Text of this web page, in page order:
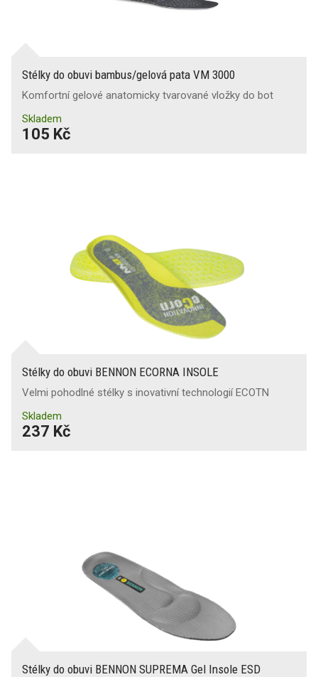
Stélky do obuvi bambus/gelová pata VM 3000
Komfortní gelové anatomicky tvarované vložky do bot
Skladem
105 Kč
Stélky do obuvi BENNON ECORNA INSOLE
Velmi pohodlné stélky s inovativní technologií ECOTN
Skladem
237 Kč
Stélky do obuvi BENNON SUPREMA Gel Insole ESD